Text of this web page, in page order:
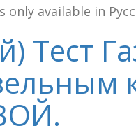
only available in
Тест